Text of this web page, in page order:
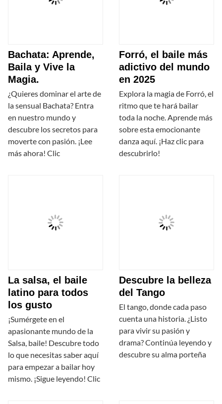
Bachata: Aprende,
Baila y Vive la
Magia.
¿Quieres dominar el arte de
la sensual Bachata? Entra
en nuestro mundo y
descubre los secretos para
moverte con pasión. ¡Lee
más ahora! Clic
Forró, el baile más
adictivo del mundo
en 2025
Explora la magia de Forró, el
ritmo que te hará bailar
toda la noche. Aprende más
sobre esta emocionante
danza aquí. ¡Haz clic para
descubrirlo!
La salsa, el baile
latino para todos
los gusto
¡Sumérgete en el
apasionante mundo de la
Salsa, baile! Descubre todo
lo que necesitas saber aquí
para empezar a bailar hoy
mismo. ¡Sigue leyendo! Clic
Descubre la belleza
del Tango
El tango, donde cada paso
cuenta una historia. ¿Listo
para vivir su pasión y
drama? Continúa leyendo y
descubre su alma porteña